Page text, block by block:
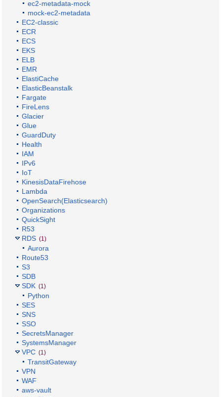
ec2-metadata-mock
mock-ec2-metadata
EC2-classic
ECR
ECS
EKS
ELB
EMR
ElastiCache
ElasticBeanstalk
Fargate
FireLens
Glacier
Glue
GuardDuty
Health
IAM
IPv6
IoT
KinesisDataFirehose
Lambda
OpenSearch(Elasticsearch)
Organizations
QuickSight
R53
RDS (1)
Aurora
Route53
S3
SDB
SDK (1)
Python
SES
SNS
SSO
SecretsManager
SystemsManager
VPC (1)
TransitGateway
VPN
WAF
aws-vault